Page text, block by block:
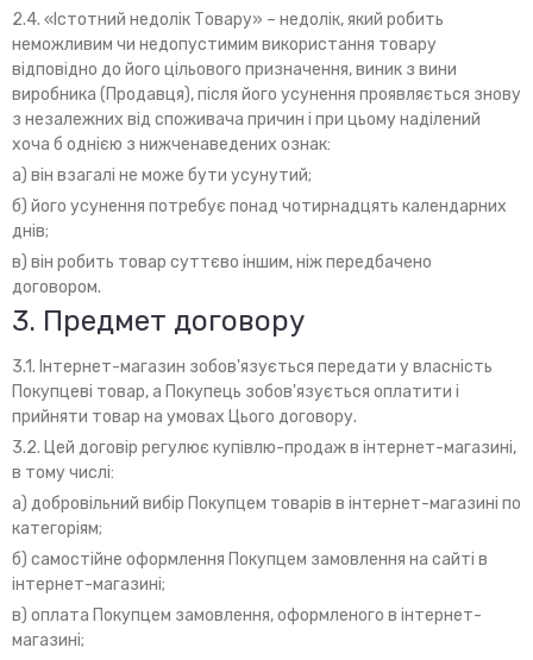
2.4. «Істотний недолік Товару» – недолік, який робить
неможливим чи недопустимим використання товару
відповідно до його цільового призначення, виник з вини
виробника (Продавця), після його усунення проявляється знову
з незалежних від споживача причин і при цьому наділений
хоча б однією з нижченаведених ознак:
а) він взагалі не може бути усунутий;
б) його усунення потребує понад чотирнадцять календарних
днів;
в) він робить товар суттєво іншим, ніж передбачено
договором.
3. Предмет договору
3.1. Інтернет-магазин зобов'язується передати у власність
Покупцеві товар, а Покупець зобов'язується оплатити і
прийняти товар на умовах Цього договору.
3.2. Цей договір регулює купівлю-продаж в інтернет-магазині,
в тому числі:
а) добровільний вибір Покупцем товарів в інтернет-магазині по
категоріям;
б) самостійне оформлення Покупцем замовлення на сайті в
інтернет-магазині;
в) оплата Покупцем замовлення, оформленого в інтернет-
магазині;